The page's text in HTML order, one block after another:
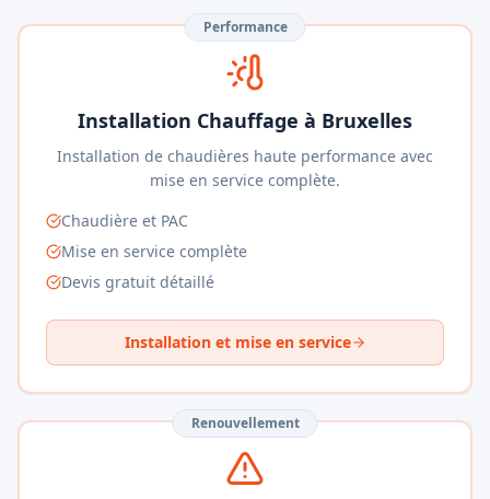
Performance
Installation Chauffage à Bruxelles
Installation de chaudières haute performance avec
mise en service complète.
Chaudière et PAC
Mise en service complète
Devis gratuit détaillé
Installation et mise en service
Renouvellement